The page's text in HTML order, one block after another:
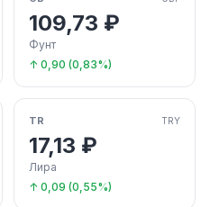
109,73 ₽
Фунт
↑ 0,90 (0,83%)
TR TRY
17,13 ₽
Лира
↑ 0,09 (0,55%)